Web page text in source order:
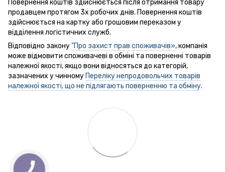
Повернення коштів здійснюється після отримання товару
продавцем протягом 3х робочих днів. Повернення коштів
здійснюється на картку або грошовим переказом у
відділення логістичних служб.
Відповідно закону"Про захист прав споживачів», компанія
може відмовити споживачеві в обміні та поверненні товарів
належної якості, якщо вони відносяться до категорій,
зазначених у чинному Переліку непродовольчих товарів
належної якості, що не підлягають поверненню та обміну.